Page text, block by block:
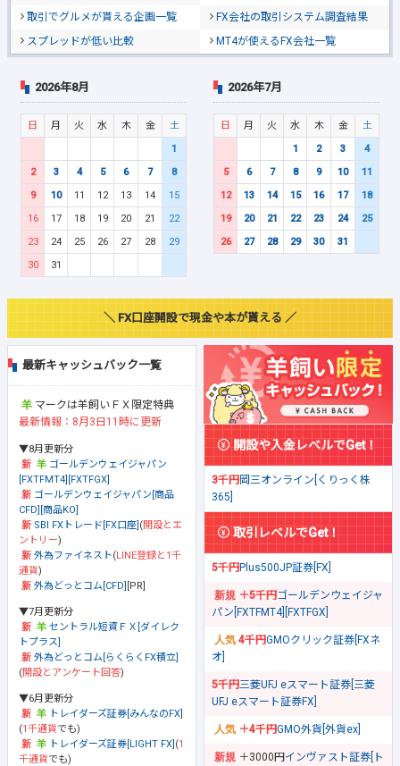
取引でグルメが貰える企画一覧
FX会社の取引システム調査結果
スプレッドが低い比較
MT4が使えるFX会社一覧
2026年8月
日 月 火 水 木 金
土
1
2
3 4 5 6 7
8
9
10 11 12 13 14
15
16
17 18 19 20 21
22
23
24 25 26 27 28
29
30
31
2026年7月
日 月 火 水 木 金
土
1
2 3
4
5
6 7 8 9 10
11
12
13 14 15 16 17
18
19
20 21 22 23 24
25
26
27 28 29 30 31
＼ FX口座開設で現金や本が貰える ／
最新キャッシュバック一覧
マークは羊飼いＦＸ限定特典
最新情報：8月3日11時に更新
▼8月更新分
ゴールデンウェイジャパン
[FXTFMT4][FXTFGX]
ゴールデンウェイジャパン[商品
CFD][商品KO]
SBI FXトレード[FX口座] (開設とエ
ントリー)
外為ファイネスト(LINE登録と1千
通貨)
外為どっとコム[CFD] [PR]
▼7月更新分
セントラル短資ＦＸ[ダイレク
トプラス]
外為どっとコム[らくらくFX積立]
(開設とアンケート回答)
▼6月更新分
トレイダーズ証券[みんなのFX]
(1千通貨でも)
トレイダーズ証券[LIGHT FX] (1
千通貨でも)
開設や入金レベルでGet！
3千円岡三オンライン[くりっく株
365]
取引レベルでGet！
5千円Plus500JP証券[FX]
＋5千円ゴールデンウェイジャ
パン[FXTFMT4][FXTFGX]
4千円GMOクリック証券[FXネ
オ]
5千円三菱UFJ eスマート証券[三菱
UFJ eスマート証券FX]
＋4千円GMO外貨[外貨ex]
＋3000円 インヴァスト証券[ト